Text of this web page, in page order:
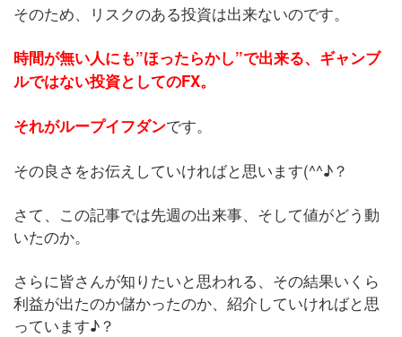
そのため、リスクのある投資は出来ないのです。
時間が無い人にも”ほったらかし”で出来る、ギャンブ
ルではない投資としてのFX。
それがループイフダンです。
その良さをお伝えしていければと思います(^^♪？
さて、この記事では先週の出来事、そして値がどう動
いたのか。
さらに皆さんが知りたいと思われる、その結果いくら
利益が出たのか儲かったのか、紹介していければと思
っています♪？